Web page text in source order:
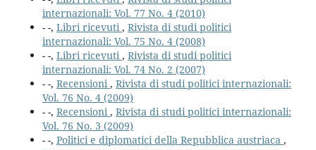
internazionali: Vol. 77 No. 4 (2010)
- -, Libri ricevuti, Rivista di studi politici
internazionali: Vol. 75 No. 4 (2008)
- -, Libri ricevuti, Rivista di studi politici
internazionali: Vol. 74 No. 2 (2007)
- -, Recensioni, Rivista di studi politici internazionali:
Vol. 76 No. 4 (2009)
- -, Recensioni, Rivista di studi politici internazionali:
Vol. 76 No. 3 (2009)
- -, Politici e diplomatici della Repubblica austriaca ,